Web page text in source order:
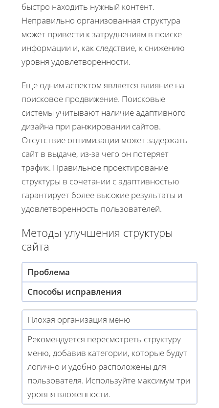
быстро находить нужный контент.
Неправильно организованная структура
может привести к затруднениям в поиске
информации и, как следствие, к снижению
уровня удовлетворенности.
Еще одним аспектом является влияние на
поисковое продвижение. Поисковые
системы учитывают наличие адаптивного
дизайна при ранжировании сайтов.
Отсутствие оптимизации может задержать
сайт в выдаче, из-за чего он потеряет
трафик. Правильное проектирование
структуры в сочетании с адаптивностью
гарантирует более высокие результаты и
удовлетворенность пользователей.
Методы улучшения структуры
сайта
Проблема
Способы исправления
Плохая организация меню
Рекомендуется пересмотреть структуру
меню, добавив категории, которые будут
логично и удобно расположены для
пользователя. Используйте максимум три
уровня вложенности.